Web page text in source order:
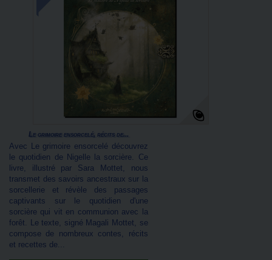
Le grimoire ensorcelé, récits de...
Avec Le grimoire ensorcelé découvrez
le quotidien de Nigelle la sorcière. Ce
livre, illustré par Sara Mottet, nous
transmet des savoirs ancestraux sur la
sorcellerie et révèle des passages
captivants sur le quotidien d'une
sorcière qui vit en communion avec la
forêt. Le texte, signé Magali Mottet, se
compose de nombreux contes, récits
et recettes de...